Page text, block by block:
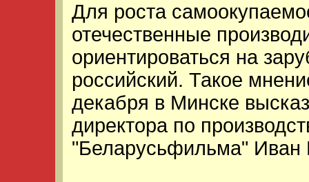
Для роста
отечественные
ориентироваться на
российский. Такое
декабря в Минске
директора по
"Беларусьфильма" Иван